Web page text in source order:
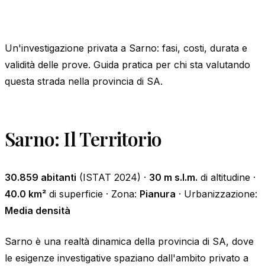
Un'investigazione privata a Sarno: fasi, costi, durata e
validità delle prove. Guida pratica per chi sta valutando
questa strada nella provincia di SA.
Sarno: Il Territorio
30.859 abitanti (ISTAT 2024) · 30 m s.l.m. di altitudine ·
40.0 km² di superficie · Zona: Pianura · Urbanizzazione:
Media densità
Sarno è una realtà dinamica della provincia di SA, dove
le esigenze investigative spaziano dall'ambito privato a